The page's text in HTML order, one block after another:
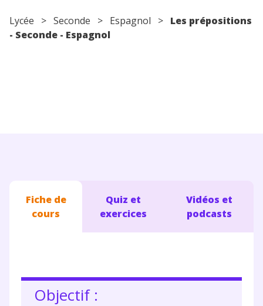
Lycée > Seconde > Espagnol > Les prépositions
- Seconde - Espagnol
Fiche de
cours
Quiz et
exercices
Vidéos et
podcasts
Objectif :